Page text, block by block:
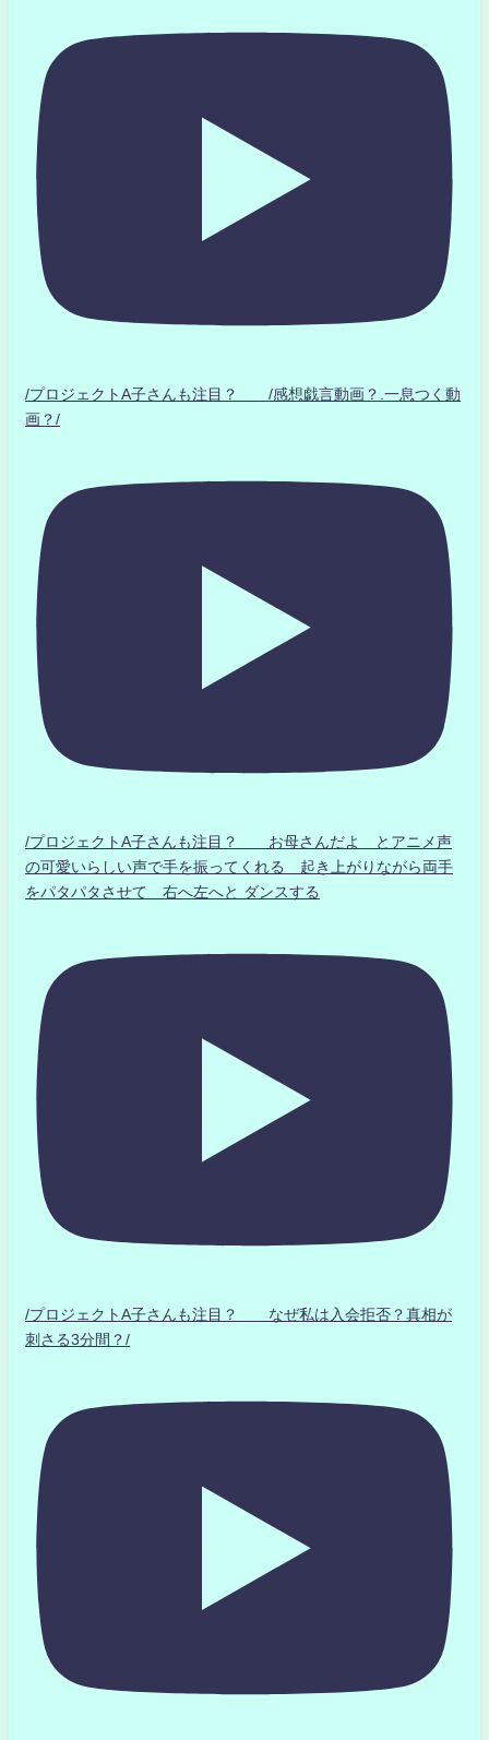
/プロジェクトA子さんも注目？ /感想戯言動画？.一息つく動
画？/
/プロジェクトA子さんも注目？ お母さんだよ とアニメ声
の可愛いらしい声で手を振ってくれる 起き上がりながら両手
をパタパタさせて 右へ左へと ダンスする
/プロジェクトA子さんも注目？ なぜ私は入会拒否？真相が
刺さる3分間？/